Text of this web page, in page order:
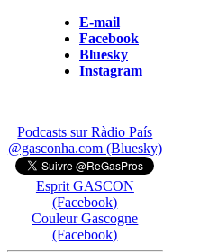
E-mail
Facebook
Bluesky
Instagram
Podcasts sur Ràdio País
@gasconha.com (Bluesky)
Esprit GASCON
(Facebook)
Couleur Gascogne
(Facebook)